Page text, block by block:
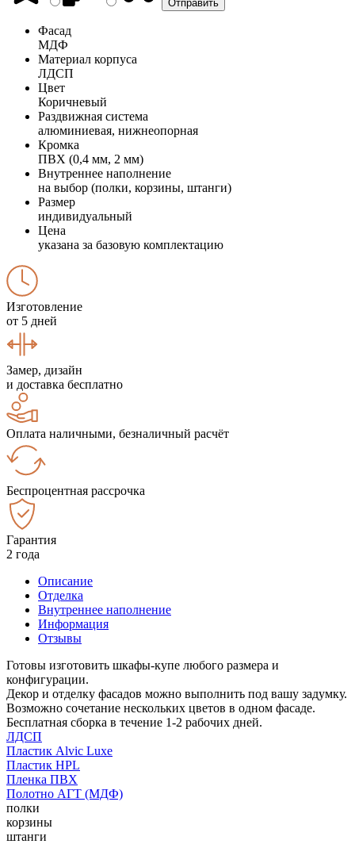
Фасад
МДФ
Материал корпуса
ЛДСП
Цвет
Коричневый
Раздвижная система
алюминиевая, нижнеопорная
Кромка
ПВХ (0,4 мм, 2 мм)
Внутреннее наполнение
на выбор (полки, корзины, штанги)
Размер
индивидуальный
Цена
указана за базовую комплектацию
Изготовление
от 5 дней
Замер, дизайн
и доставка бесплатно
Оплата наличными, безналичный расчёт
Беспроцентная рассрочка
Гарантия
2 года
Описание
Отделка
Внутреннее наполнение
Информация
Отзывы
Готовы изготовить шкафы-купе любого размера и
конфигурации.
Декор и отделку фасадов можно выполнить под вашу задумку.
Возможно сочетание нескольких цветов в одном фасаде.
Бесплатная сборка в течение 1-2 рабочих дней.
ЛДСП
Пластик Alvic Luxe
Пластик HPL
Пленка ПВХ
Полотно АГТ (МДФ)
полки
корзины
штанги